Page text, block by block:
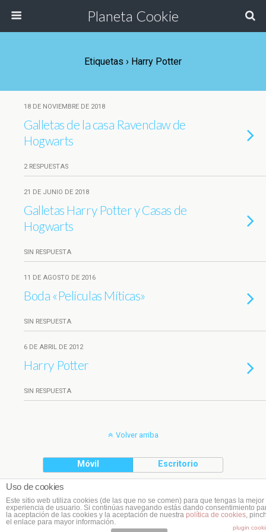
Planeta Cookie
Etiquetas › Harry Potter
18 DE NOVIEMBRE DE 2018
Galletas de la casa Ravenclaw de
Hogwarts
2 RESPUESTAS
21 DE JUNIO DE 2018
Galletas Harry Potter y Casas de
Hogwarts
SIN RESPUESTA
11 DE AGOSTO DE 2016
Boda «Películas Míticas»
SIN RESPUESTA
6 DE ABRIL DE 2012
Harry Potter
SIN RESPUESTA
Volver arriba
Móvil Escritorio
Uso de cookies
Este sitio web utiliza cookies (de las que no se comen) para que tengas la mejor
experiencia de usuario. Si continúas navegando estás dando consentimiento
la aceptación de las cookies y la aceptación de nuestra política de cookies ,
el enlace para mayor información.
plugin